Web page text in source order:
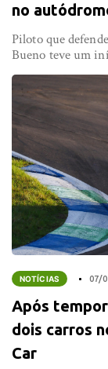
no
Piloto que
Bueno teve um
NOTÍCIAS 07/
Após
dois carros
Car